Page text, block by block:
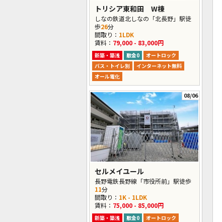
トリシア東和田 W棟
しなの鉄道北しなの「北長野」駅徒
歩26分
間取り： 1LDK
賃料： 79,000 - 83,000円
新築・築浅 敷金0
オートロック
バス・トイレ別
インターネット無料
オール電化
08/06
セルメイユール
長野電鉄長野線「市役所前」駅徒歩
11分
間取り： 1K - 1LDK
賃料： 75,000 - 85,000円
新築・築浅 敷金0
オートロック